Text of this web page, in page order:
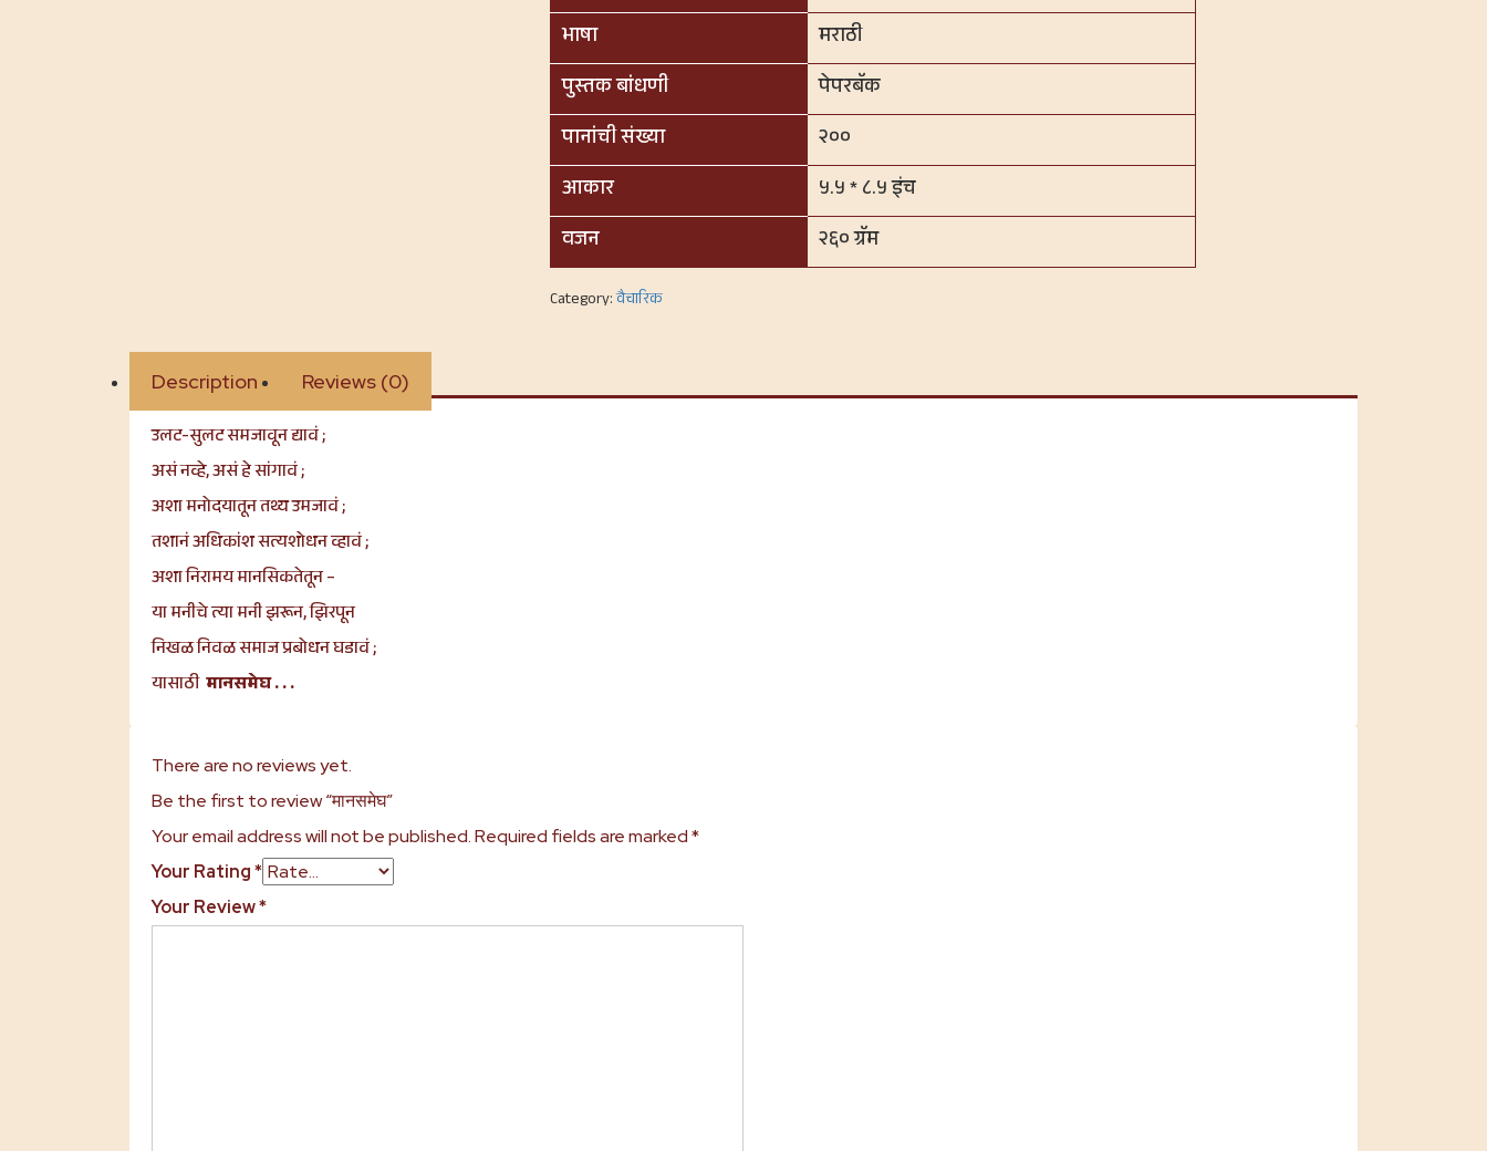
भाषा
मराठी
पुस्तक बांधणी
पेपरबॅक
पानांची संख्या
२००
आकार
५.५ * ८.५ इंच
वजन
२६० ग्रॅम
Category:वैचारिक
Description Reviews (0)
उलट-सुलट समजावून द्यावं ;
असं नव्हे, असं हे सांगावं ;
अशा मनोदयातून तथ्य उमजावं ;
तशानं अधिकांश सत्यशोधन व्हावं ;
अशा निरामय मानसिकतेतून –
या मनीचे त्या मनी झरून, झिरपून
निखळ निवळ समाज प्रबोधन घडावं ;
यासाठीमानसमेघ. . .
There are no reviews yet.
Be the first to review “मानसमेघ”
Your email address will not be published.Required fields are marked*
Your Rating*
Your Review*